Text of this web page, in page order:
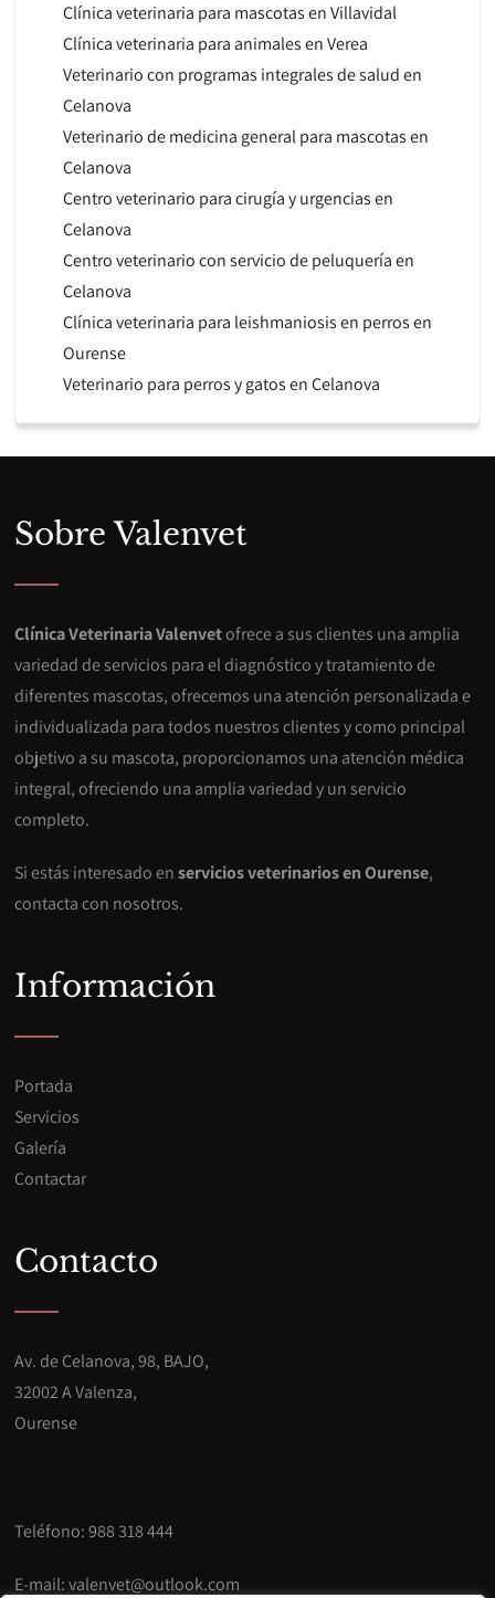
Clínica veterinaria para mascotas en Villavidal
Clínica veterinaria para animales en Verea
Veterinario con programas integrales de salud en
Celanova
Veterinario de medicina general para mascotas en
Celanova
Centro veterinario para cirugía y urgencias en
Celanova
Centro veterinario con servicio de peluquería en
Celanova
Clínica veterinaria para leishmaniosis en perros en
Ourense
Veterinario para perros y gatos en Celanova
Sobre Valenvet
Clínica Veterinaria Valenvetofrece a sus clientes una amplia
variedad de servicios para el diagnóstico y tratamiento de
diferentes mascotas, ofrecemos una atención personalizada e
individualizada para todos nuestros clientes y como principal
objetivo a su mascota, proporcionamos una atención médica
integral, ofreciendo una amplia variedad y un servicio
completo.
Si estás interesado enservicios veterinarios en Ourense,
contacta con nosotros.
Información
Portada
Servicios
Galería
Contactar
Contacto
Av. de Celanova, 98, BAJO,
32002 A Valenza,
Ourense
Teléfono: 988 318 444
E-mail:valenvet@outlook.com